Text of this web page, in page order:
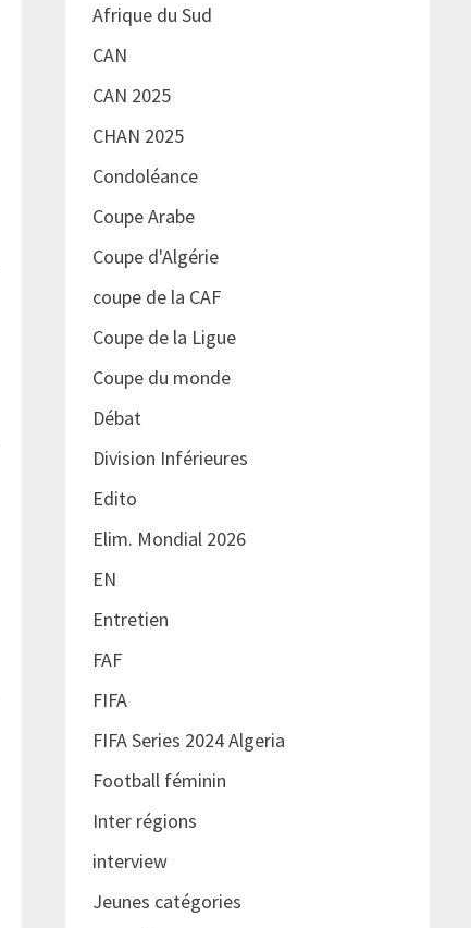
Afrique du Sud
CAN
CAN 2025
CHAN 2025
Condoléance
Coupe Arabe
Coupe d'Algérie
coupe de la CAF
Coupe de la Ligue
Coupe du monde
Débat
Division Inférieures
Edito
Elim. Mondial 2026
EN
Entretien
FAF
FIFA
FIFA Series 2024 Algeria
Football féminin
Inter régions
interview
Jeunes catégories